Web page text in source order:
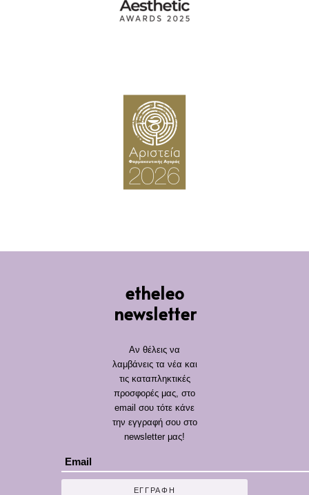
etheleo
newsletter
Αν θέλεις να
λαμβάνεις τα νέα και
τις καταπληκτικές
προσφορές μας, στο
email σου τότε κάνε
την εγγραφή σου στο
newsletter μας!
ΕΓΓΡΑΦΗ